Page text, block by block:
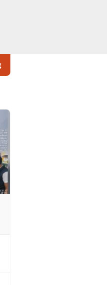
Teknologi Nuklir